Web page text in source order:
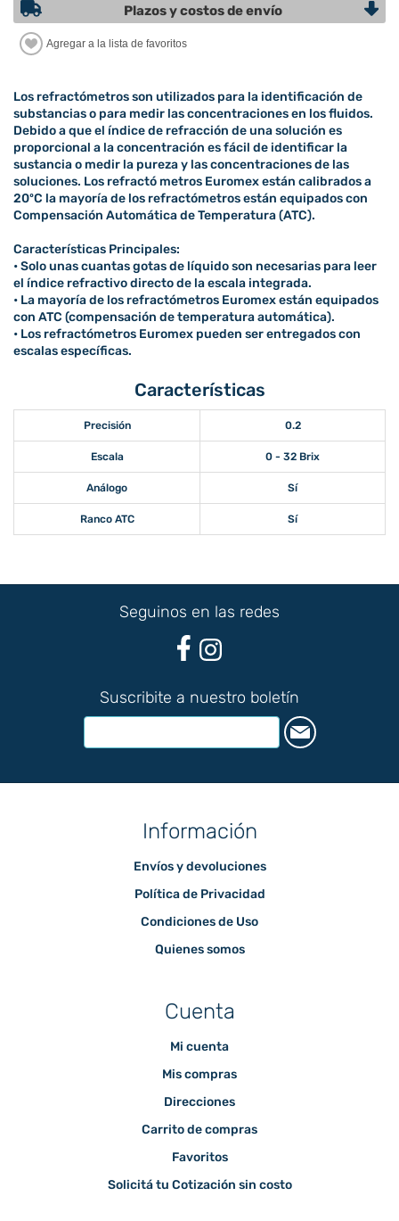
Plazos y costos de envío
Los refractómetros son utilizados para la identificación de
substancias o para medir las concentraciones en los fluidos.
Debido a que el índice de refracción de una solución es
proporcional a la concentración es fácil de identificar la
sustancia o medir la pureza y las concentraciones de las
soluciones. Los refractó metros Euromex están calibrados a
20ºC la mayoría de los refractómetros están equipados con
Compensación Automática de Temperatura (ATC).
Características Principales:
• Solo unas cuantas gotas de líquido son necesarias para leer
el índice refractivo directo de la escala integrada.
• La mayoría de los refractómetros Euromex están equipados
con ATC (compensación de temperatura automática).
• Los refractómetros Euromex pueden ser entregados con
escalas específicas.
Características
Precisión 0.2
Escala 0 - 32 Brix
Análogo Sí
Ranco ATC Sí
Seguinos en las redes
Suscribite a nuestro boletín
Información
Envíos y devoluciones
Política de Privacidad
Condiciones de Uso
Quienes somos
Cuenta
Mi cuenta
Mis compras
Direcciones
Carrito de compras
Favoritos
Solicitá tu Cotización sin costo